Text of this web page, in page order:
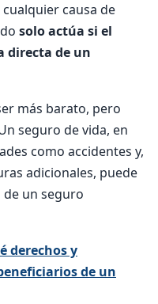
causa de
solo actúa si el
directa de un
más barato, pero
seguro de vida, en
como accidentes y,
adicionales, puede
un seguro
derechos y
de un